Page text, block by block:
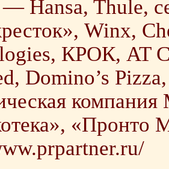
Hansa, Thule,
Winx,
КРОК, AT
Domino’s
«Пронто